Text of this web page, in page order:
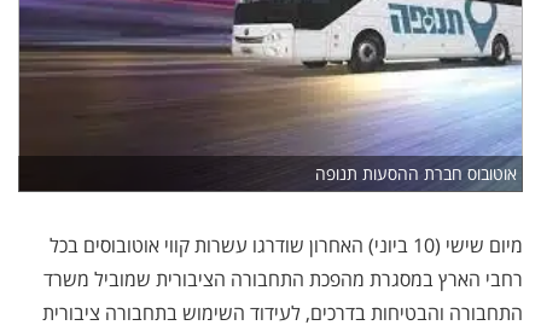
אוטובוס חברת ההסעות תנופה
מיום שישי (10 ביוני) האחרון שודרגו עשרות קווי אוטובוסים בכל
רחבי הארץ במסגרת מהפכת התחבורה הציבורית שמוביל משרד
התחבורה והבטיחות בדרכים, לעידוד השימוש בתחבורה ציבורית